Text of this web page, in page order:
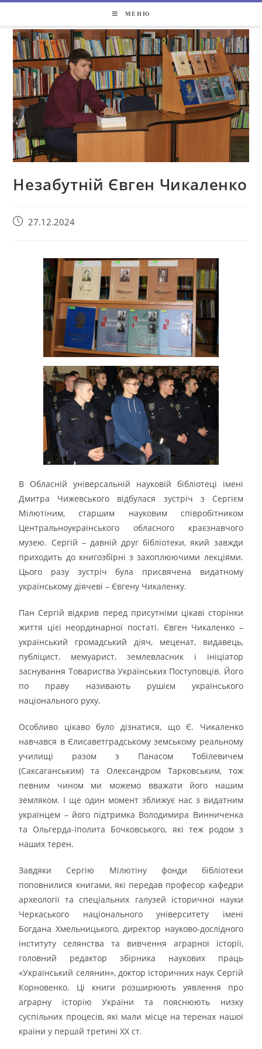
МЕНЮ
Незабутній Євген Чикаленко
27.12.2024
В Обласній універсальній науковій бібліотеці імені
Дмитра Чижевського відбулася зустріч з Сергієм
Мілютіним, старшим науковим співробітником
Центральноукраїнського обласного краєзнавчого
музею. Сергій – давній друг бібліотеки, який завжди
приходить до книгозбірні з захоплюючими лекціями.
Цього разу зустріч була присвячена видатному
українському діячеві – Євгену Чикаленку.
Пан Сергій відкрив перед присутніми цікаві сторінки
життя цієї неординарної постаті. Євген Чикаленко –
український громадський діяч, меценат, видавець,
публіцист, мемуарист, землевласник і ініціатор
заснування Товариства Українських Поступовців. Його
по праву називають рушієм українського
національного руху.
Особливо цікаво було дізнатися, що Є. Чикаленко
навчався в Єлисаветградському земському реальному
училищі разом з Панасом Тобілевичем
(Саксаганським) та Олександром Тарковським, тож
певним чином ми можемо вважати його нашим
земляком. І ще один момент зближує нас з видатним
українцем – його підтримка Володимира Винниченка
та Ольгерда-Іполита Бочковського, які теж родом з
наших терен.
Завдяки Сергію Мілютіну фонди бібліотеки
поповнилися книгами, які передав професор кафедри
археології та спеціальних галузей історичної науки
Черкаського національного університету імені
Богдана Хмельницького, директор науково-дослідного
інституту селянства та вивчення аграрної історії,
головний редактор збірника наукових праць
«Український селянин», доктор історичних наук Сергій
Корновенко. Ці книги розширюють уявлення про
аграрну історію України та пояснюють низку
суспільних процесів, які мали місце на теренах нашої
країни у першій третині ХХ ст.